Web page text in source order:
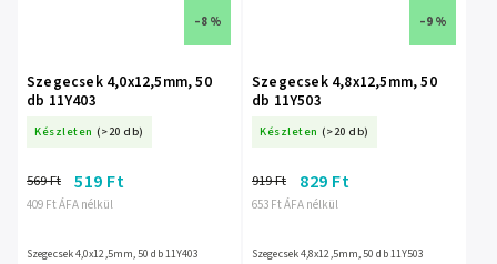
–8 %
Szegecsek 4,0x12,5mm, 50
db 11Y403
Készleten (>20 db)
409 Ft ÁFA nélkül
569 Ft 519 Ft
Szegecsek 4,0x12,5mm, 50 db 11Y403
–9 %
Szegecsek 4,8x12,5mm, 50
db 11Y503
Készleten (>20 db)
653 Ft ÁFA nélkül
919 Ft 829 Ft
Szegecsek 4,8x12,5mm, 50 db 11Y503